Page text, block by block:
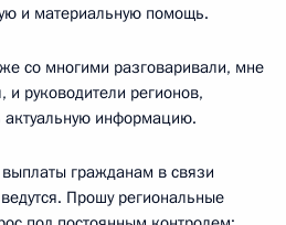
и материальную помощь.
со многими разговаривали, мне
руководители регионов,
актуальную информацию.
гражданам в связи
Прошу региональные